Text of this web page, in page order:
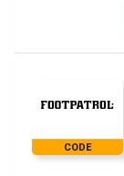
CODE